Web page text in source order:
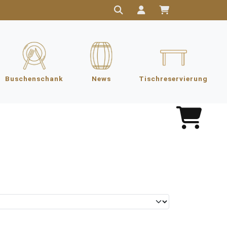
Buschenschank News Tischreservierung